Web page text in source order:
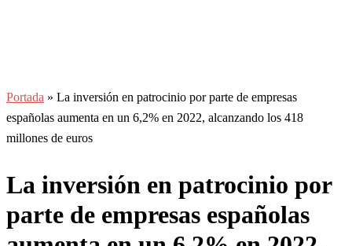
Portada » La inversión en patrocinio por parte de empresas
españolas aumenta en un 6,2% en 2022, alcanzando los 418
millones de euros
La inversión en patrocinio por
parte de empresas españolas